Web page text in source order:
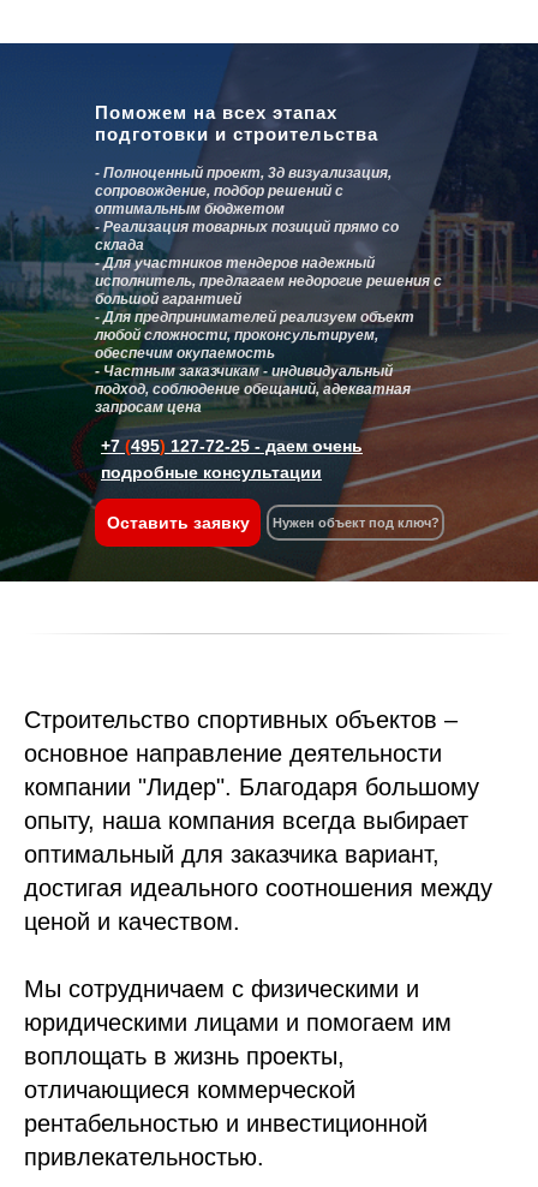
Поможем на всех этапах
подготовки и строительства
- Полноценный проект, 3д визуализация,
сопровождение, подбор решений с
оптимальным бюджетом
- Реализация товарных позиций прямо со
склада
- Для участников тендеров надежный
исполнитель, предлагаем недорогие решения с
большой гарантией
- Для предпринимателей реализуем объект
любой сложности, проконсультируем,
обеспечим окупаемость
- Частным заказчикам - индивидуальный
подход, соблюдение обещаний, адекватная
запросам цена
Оставить заявку Нужен объект под ключ?
+7 (495) 127-72-25 - даем очень
подробные консультации
Строительство спортивных объектов –
основное направление деятельности
компании "Лидер". Благодаря большому
опыту, наша компания всегда выбирает
оптимальный для заказчика вариант,
достигая идеального соотношения между
ценой и качеством.
Мы сотрудничаем с физическими и
юридическими лицами и помогаем им
воплощать в жизнь проекты,
отличающиеся коммерческой
рентабельностью и инвестиционной
привлекательностью.